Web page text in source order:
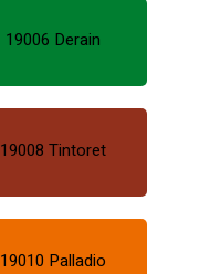
19006 Derain
19008 Tintoret
19010 Palladio